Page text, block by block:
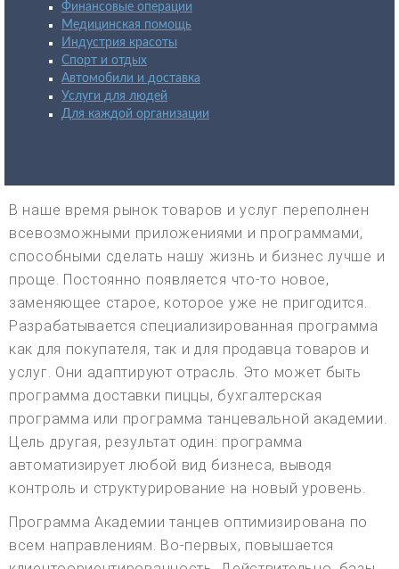
Финансовые операции
Медицинская помощь
Индустрия красоты
Спорт и отдых
Автомобили и доставка
Услуги для людей
Для каждой организации
В наше время рынок товаров и услуг переполнен
всевозможными приложениями и программами,
способными сделать нашу жизнь и бизнес лучше и
проще. Постоянно появляется что-то новое,
заменяющее старое, которое уже не пригодится.
Разрабатывается специализированная программа
как для покупателя, так и для продавца товаров и
услуг. Они адаптируют отрасль. Это может быть
программа доставки пиццы, бухгалтерская
программа или программа танцевальной академии.
Цель другая, результат один: программа
автоматизирует любой вид бизнеса, выводя
контроль и структурирование на новый уровень.
Программа Академии танцев оптимизирована по
всем направлениям. Во-первых, повышается